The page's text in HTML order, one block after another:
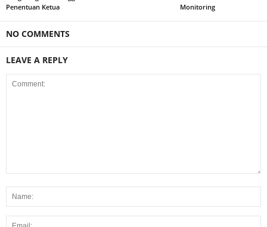
Penentuan Ketua
Monitoring
NO COMMENTS
LEAVE A REPLY